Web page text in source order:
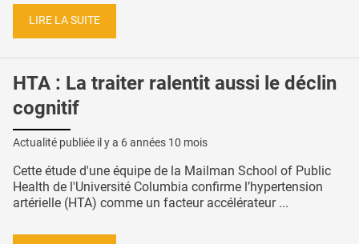
LIRE LA SUITE
HTA : La traiter ralentit aussi le déclin
cognitif
Actualité publiée il y a 6 années 10 mois
Cette étude d'une équipe de la Mailman School of Public
Health de l'Université Columbia confirme l’hypertension
artérielle (HTA) comme un facteur accélérateur ...